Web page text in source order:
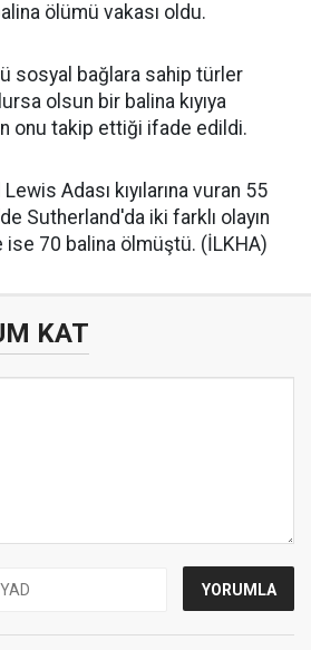
ölümü vakası oldu.
sosyal bağlara sahip türler
olsun bir balina kıyıya
onu takip ettiği ifade edildi.
Adası kıyılarına vuran 55
Sutherland'da iki farklı olayın
ise 70 balina ölmüştü. (İLKHA)
KAT